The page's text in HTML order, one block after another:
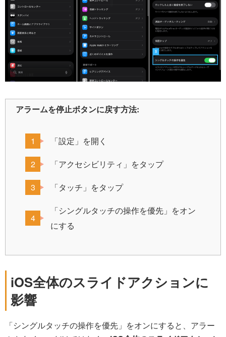
アラームを停止ボタンに戻す方法:
「設定」を開く
「アクセシビリティ」をタップ
「タッチ」をタップ
「シングルタッチの操作を優先」をオン
にする
iOS全体のスライドアクションに
影響
「シングルタッチの操作を優先」をオンにすると、アラー